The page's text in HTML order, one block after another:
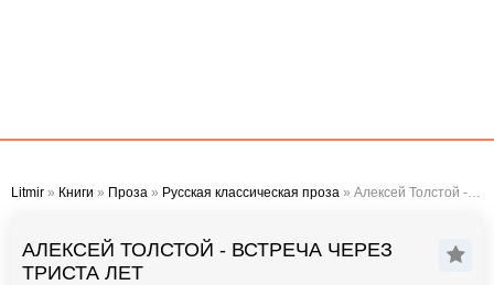
Litmir » Книги » Проза » Русская классическая проза » Алексей Толстой - Встреча через триста лет
АЛЕКСЕЙ ТОЛСТОЙ - ВСТРЕЧА ЧЕРЕЗ
ТРИСТА ЛЕТ